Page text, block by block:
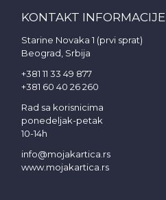
KONTAKT INFORMACIJE
Starine Novaka 1 (prvi sprat)
Beograd, Srbija
+381 11 33 49 877
+381 60 40 26 260
Rad sa korisnicima
ponedeljak-petak
10-14h
info@mojakartica.rs
www.mojakartica.rs